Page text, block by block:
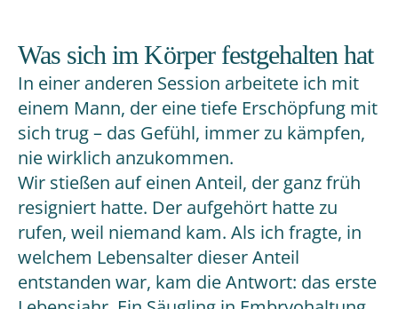
Was sich im Körper festgehalten hat
In einer anderen Session arbeitete ich mit
einem Mann, der eine tiefe Erschöpfung mit
sich trug – das Gefühl, immer zu kämpfen,
nie wirklich anzukommen.
Wir stießen auf einen Anteil, der ganz früh
resigniert hatte. Der aufgehört hatte zu
rufen, weil niemand kam. Als ich fragte, in
welchem Lebensalter dieser Anteil
entstanden war, kam die Antwort: das erste